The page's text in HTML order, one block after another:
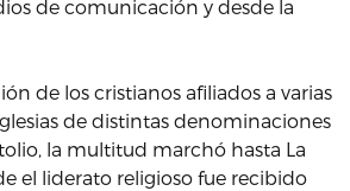
de comunicación y desde la
de los cristianos afiliados a varias
de distintas denominaciones
la multitud marchó hasta La
el liderato religioso fue recibido